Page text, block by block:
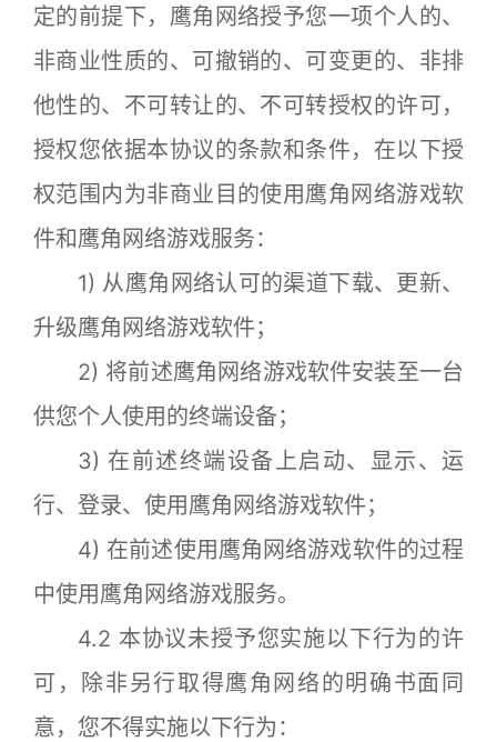
定的前提下，鹰角网络授予您一项个人的、
非商业性质的、可撤销的、可变更的、非排
他性的、不可转让的、不可转授权的许可，
授权您依据本协议的条款和条件，在以下授
权范围内为非商业目的使用鹰角网络游戏软
件和鹰角网络游戏服务：
1) 从鹰角网络认可的渠道下载、更新、
升级鹰角网络游戏软件；
2) 将前述鹰角网络游戏软件安装至一台
供您个人使用的终端设备；
3) 在前述终端设备上启动、显示、运
行、登录、使用鹰角网络游戏软件；
4) 在前述使用鹰角网络游戏软件的过程
中使用鹰角网络游戏服务。
4.2 本协议未授予您实施以下行为的许
可，除非另行取得鹰角网络的明确书面同
意，您不得实施以下行为：